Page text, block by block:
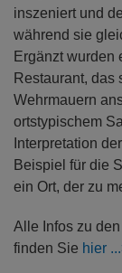
inszeniert und
während sie
Ergänzt wurden
Restaurant, das
Wehrmauern
ortstypischem
Interpretation
Beispiel für die
ein Ort, der zu
Alle Infos zu
finden Sie hier